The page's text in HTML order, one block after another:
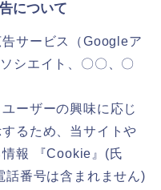
について
サービス（Googleア
シエイト、〇〇、〇
ーザーの興味に応じ
るため、当サイトや
報 『Cookie』(氏
話番号は含まれません)